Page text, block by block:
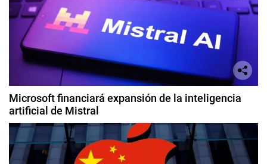
Microsoft financiará expansión de la inteligencia
artificial de Mistral